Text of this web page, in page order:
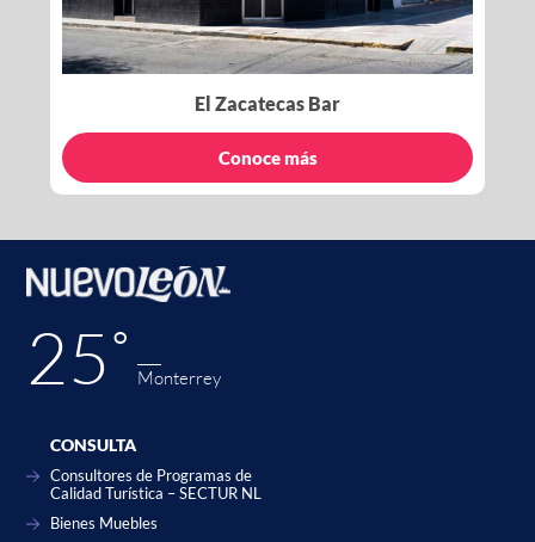
El Zacatecas Bar
Conoce más
25˚ Monterrey
CONSULTA
Consultores de Programas de
Calidad Turística – SECTUR NL
Bienes Muebles